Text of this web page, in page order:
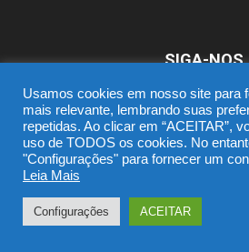
SIGA-NOS
SGD
Política de Privacidade
© Copyright 2016 - OAB/
Usamos cookies em nosso site para
mais relevante, lembrando suas
repetidas. Ao clicar em “ACEITAR”,
uso de TODOS os cookies. No
"Configurações" para fornecer um
Leia Mais
Configurações ACEITAR